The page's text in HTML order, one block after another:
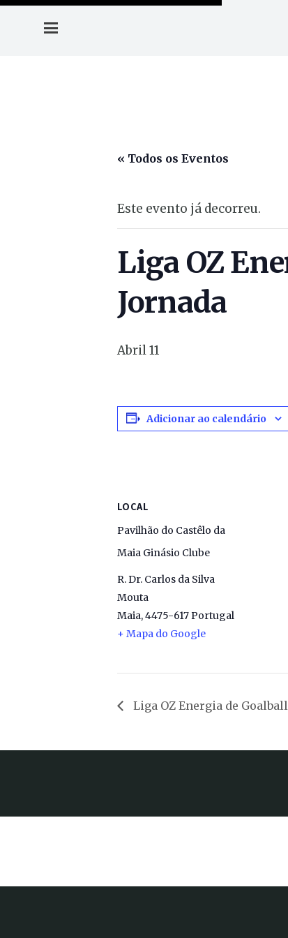
« Todos os Eventos
Este evento já decorreu.
Liga OZ
Jornada
Abril 11
Adicionar ao calendário
LOCAL
Pavilhão do Castêlo da
Maia Ginásio Clube
R. Dr. Carlos da Silva
Mouta
Maia,4475-617 Portugal
+ Mapa do Google
Liga OZ Energia de